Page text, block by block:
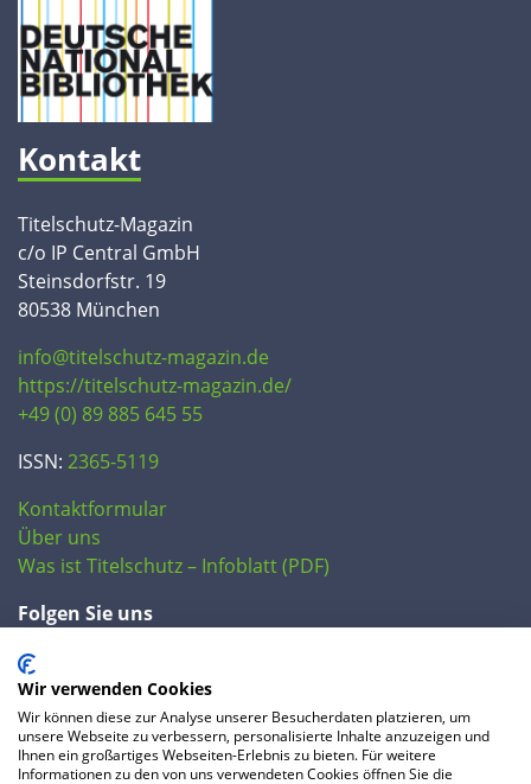
Kontakt
Titelschutz-Magazin
c/o IP Central GmbH
Steinsdorfstr. 19
80538 München
info@titelschutz-magazin.de
https://titelschutz-magazin.de/
+49 (0) 89 885 645 55
ISSN: 2365-5119
Kontaktformular
Über uns
Was ist Titelschutz – Infoblatt (PDF)
Folgen Sie uns
Wir verwenden Cookies
Wir können diese zur Analyse unserer Besucherdaten platzieren, um
unsere Webseite zu verbessern, personalisierte Inhalte anzuzeigen und
Ihnen ein großartiges Webseiten-Erlebnis zu bieten. Für weitere
Informationen zu den von uns verwendeten Cookies öffnen Sie die